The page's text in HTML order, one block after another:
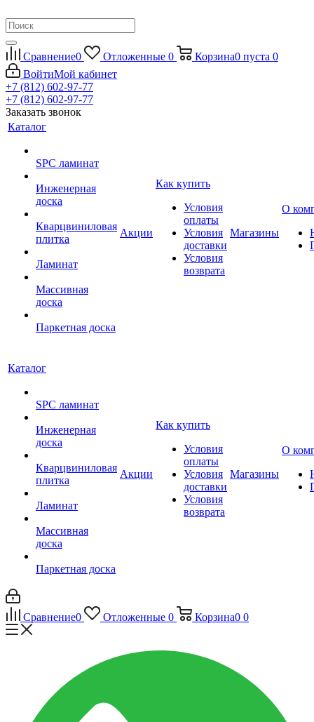
Сравнение0 Отложенные 0 Корзина0 пуста 0
ВойтиМой кабинет
+7 (812) 602-97-77
+7 (812) 602-97-77
Заказать звонок
Каталог
SPC ламинат
Инженерная
доска
Кварцвиниловая
плитка
Ламинат
Массивная
доска
Паркетная доска
Акции
Как купить
Условия
оплаты
Условия
доставки
Условия
возврата
Магазины
О
Каталог
SPC ламинат
Инженерная
доска
Кварцвиниловая
плитка
Ламинат
Массивная
доска
Паркетная доска
Акции
Как купить
Условия
оплаты
Условия
доставки
Условия
возврата
Магазины
О
Сравнение0 Отложенные 0 Корзина0 0